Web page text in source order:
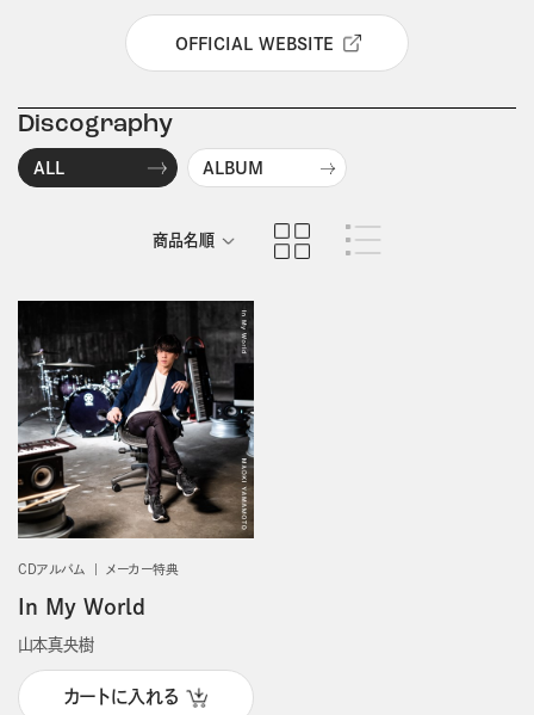
OFFICIAL WEBSITE
Discography
ALL ALBUM
商品名順
CDアルバム メーカー特典
In My World
山本真央樹
カートに入れる